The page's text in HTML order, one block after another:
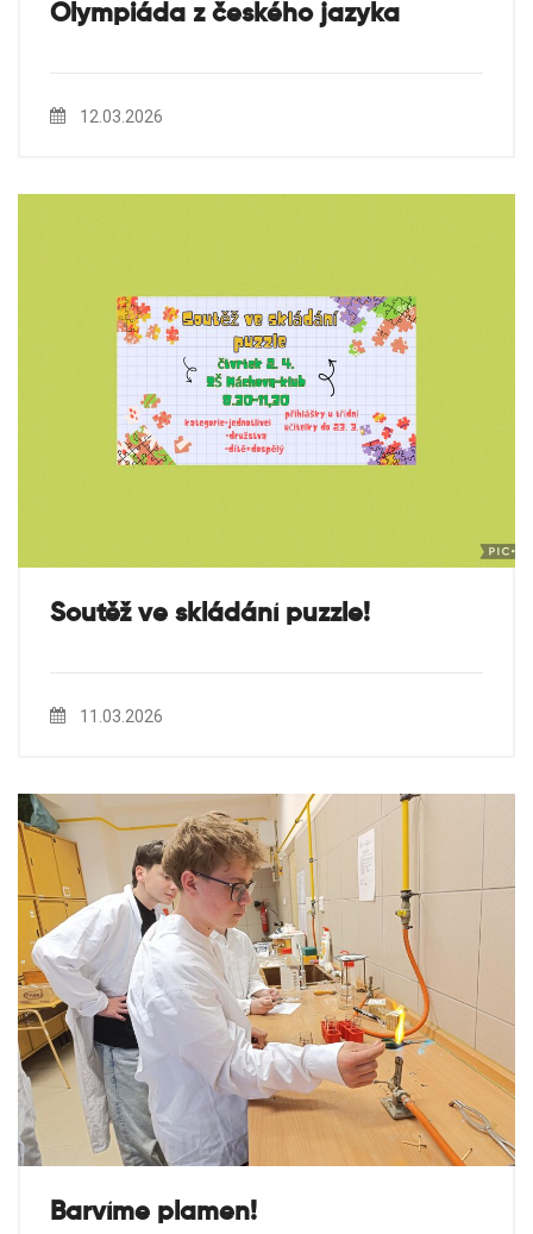
Olympiáda z českého jazyka
12.03.2026
Soutěž ve skládání puzzle!
11.03.2026
Barvíme plamen!